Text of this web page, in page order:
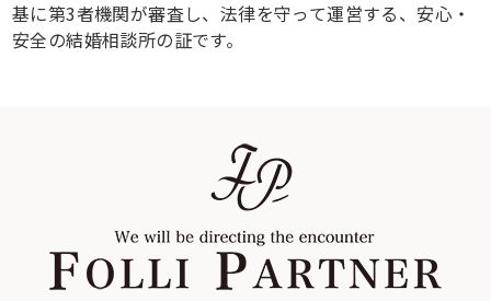
基に第3者機関が審査し、法律を守って運営する、安心・
安全の結婚相談所の証です。